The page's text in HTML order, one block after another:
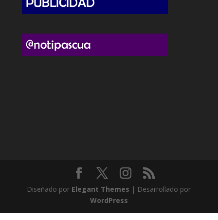
Diseñado por Elegant Themes | Desarrollado por
WordPress